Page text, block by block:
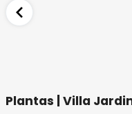
Plantas | Villa